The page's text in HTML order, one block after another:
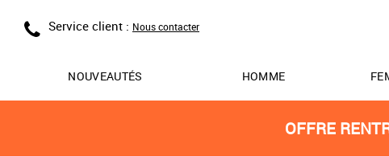
Service client : Nous contacter
NOUVEAUTÉS HOMME
OFFRE